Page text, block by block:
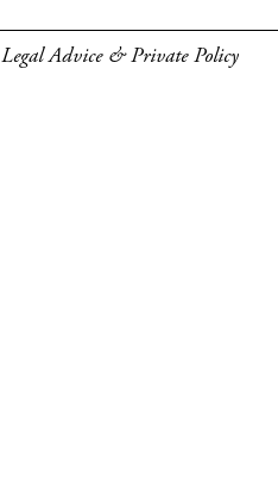
Legal Advice & Private Policy